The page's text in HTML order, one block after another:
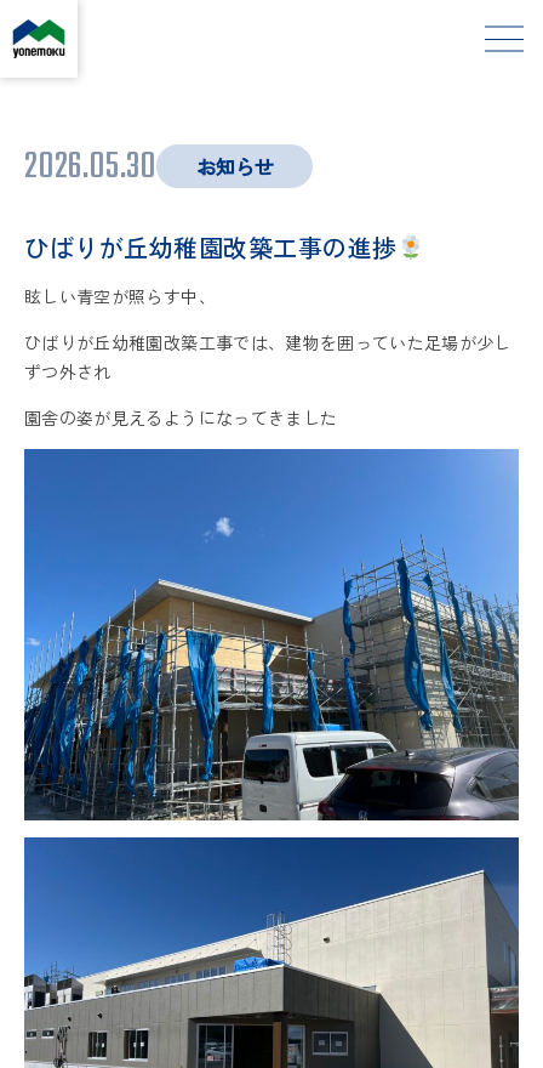
2026.05.30 お知らせ
ひばりが丘幼稚園改築工事の進捗
眩しい青空が照らす中、
ひばりが丘幼稚園改築工事では、建物を囲っていた足場が少し
ずつ外され
園舎の姿が見えるようになってきました